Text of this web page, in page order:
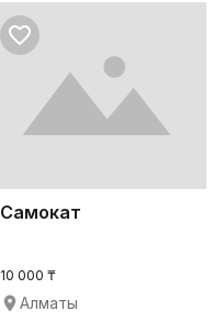
Самокат
10 000 ₸
Алматы